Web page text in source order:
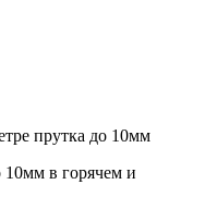
прутка до 10мм
в горячем и